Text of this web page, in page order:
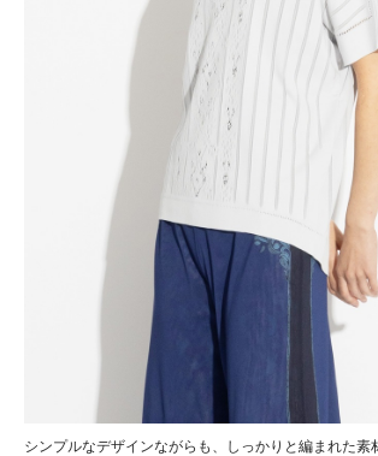
シンプルなデザインながらも、しっかりと編まれた素